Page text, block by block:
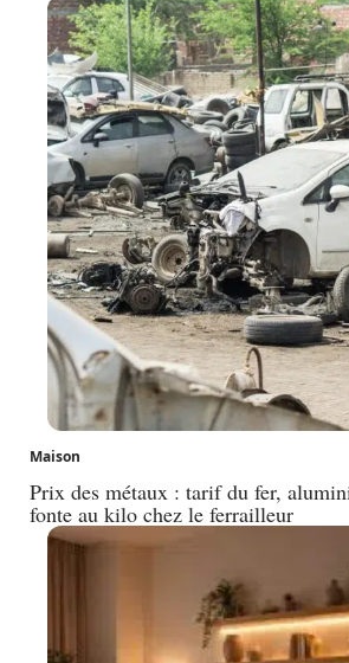
Maison
Prix des métaux : tarif du fer,
fonte au kilo chez le ferrailleur